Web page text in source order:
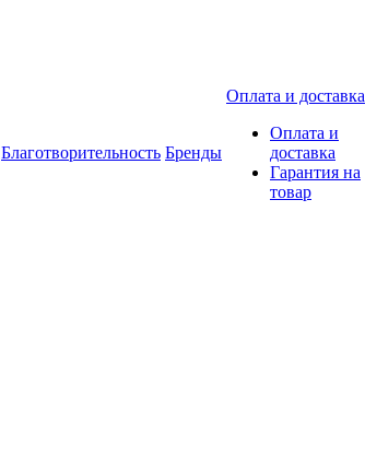
Благотворительность Бренды
Оплата и доставка
Оплата и
доставка
Гарантия на
товар